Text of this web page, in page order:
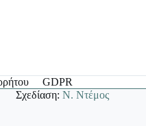
GDPR
Σχεδίαση:Ν. Ντέμος